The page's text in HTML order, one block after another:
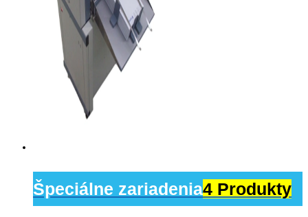
Špeciálne zariadenia4 Produkty